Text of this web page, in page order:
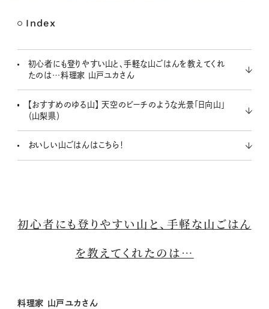
e
Index
初心者にも登りやすい山と、手軽な山ごはんを教えてくれ
たのは…料理家 山戸ユカさん
【おすすめのゆる山】 天空のビーチのような光景「日向山」
（山梨県）
おいしい山ごはんはこちら！
初心者にも登りやすい山と、手軽な山ごはん
を教えてくれたのは…
料理家 山戸ユカさん